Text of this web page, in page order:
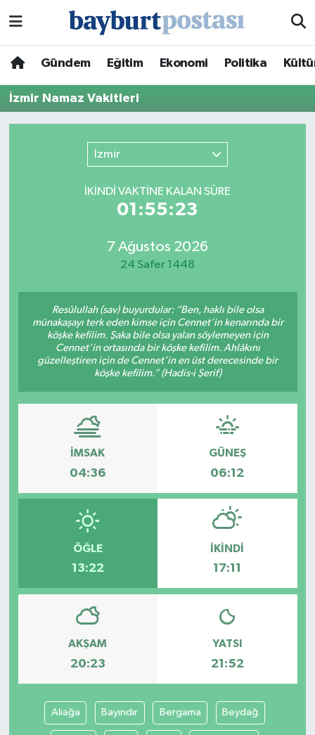
Gündem Eğitim Ekonomi Politika
İzmir Namaz Vakitleri
İzmir
İKINDI VAKTİNE KALAN SÜRE
01:55:23
7 Ağustos 2026
24 Safer 1448
Resûlullah (sav) buyurdular: “Ben, haklı bile olsa
münakaşayı terk eden kimse için Cennet’in kenarında bir
köşke kefilim. Şaka bile olsa yalan söylemeyen için
Cennet’in ortasında bir köşke kefilim. Ahlâkını
güzelleştiren için de Cennet’in en üst derecesinde bir
köşke kefilim.” (Hadis-i Şerif)
İMSAK
04:36
GÜNEŞ
06:12
ÖĞLE
13:22
İKINDI
17:11
AKŞAM
20:23
YATSI
21:52
Aliağa Bayındır Bergama Beydağ
Hava Durumu
Namaz Vakitleri
Trafik Durumu
Süper Lig Puan Durumu ve Fikstür
Son Dakika Haberleri
Haber Arşivi